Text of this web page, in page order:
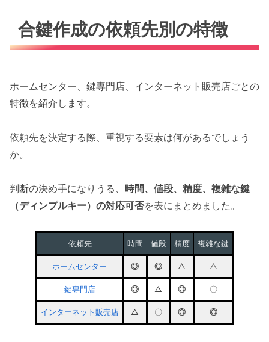
合鍵作成の依頼先別の特徴
ホームセンター、鍵専門店、インターネット販売店ごとの
特徴を紹介します。
依頼先を決定する際、重視する要素は何があるでしょう
か。
判断の決め手になりうる、 時間、値段、精度、複雑な鍵
（ディンプルキー）の対応可否を表にまとめました。
依頼先 時間 値段 精度 複雑な鍵
ホームセンター ◎ ◎ △ △
鍵専門店 ◎ △ ◎ 〇
インターネット販売店 △ 〇 ◎ ◎